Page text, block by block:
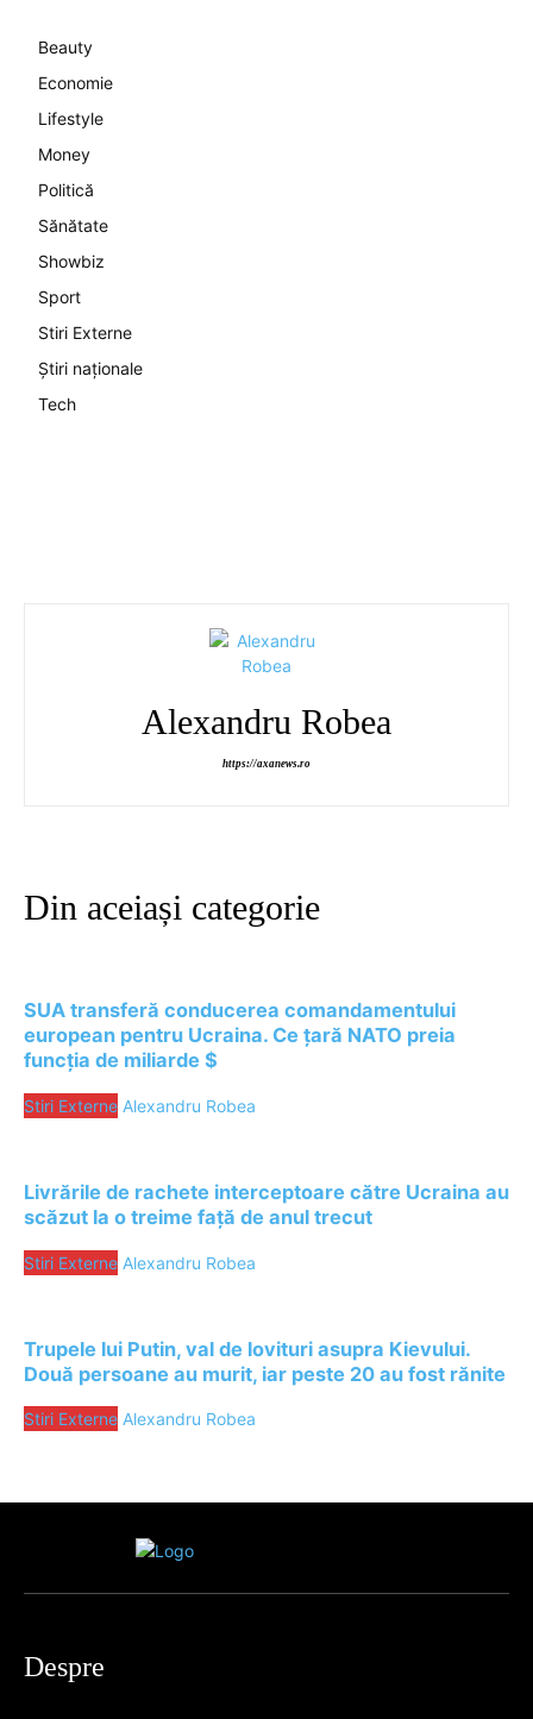
Beauty
Economie
Lifestyle
Money
Politică
Sănătate
Showbiz
Sport
Stiri Externe
Știri naționale
Tech
Alexandru Robea
https://axanews.ro
Din aceiași categorie
SUA transferă conducerea comandamentului
european pentru Ucraina. Ce țară NATO preia
funcția de miliarde $
Stiri Externe Alexandru Robea
Livrările de rachete interceptoare către Ucraina au
scăzut la o treime față de anul trecut
Stiri Externe Alexandru Robea
Trupele lui Putin, val de lovituri asupra Kievului.
Două persoane au murit, iar peste 20 au fost rănite
Stiri Externe Alexandru Robea
Despre